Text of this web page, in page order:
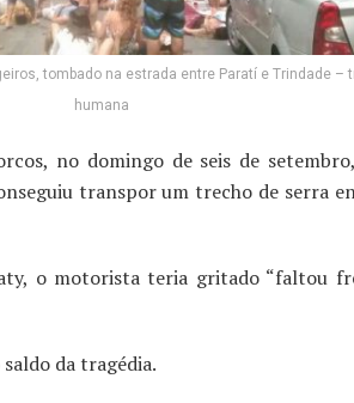
tombado na estrada entre Paratí e Trindade –
humana
no domingo de seis de
transpor um trecho de serra
o motorista teria gritado “faltou
da tragédia.